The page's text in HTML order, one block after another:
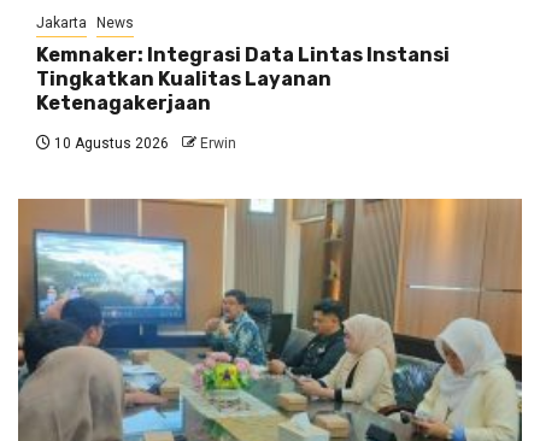
Jakarta News
Kemnaker: Integrasi Data Lintas Instansi
Tingkatkan Kualitas Layanan
Ketenagakerjaan
10 Agustus 2026 Erwin